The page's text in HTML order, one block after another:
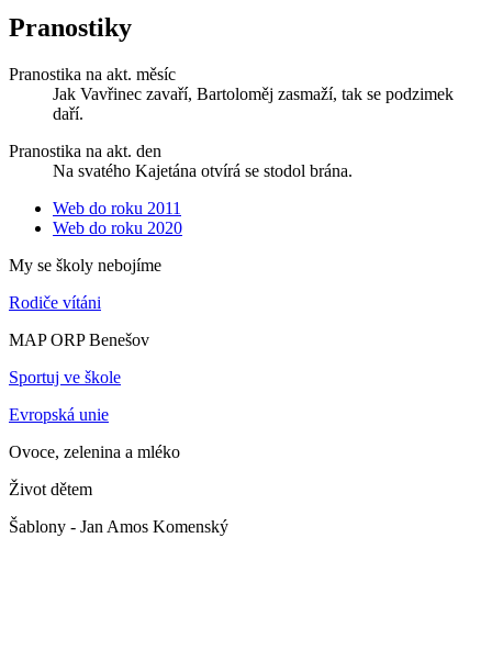
Pranostiky
Pranostika na akt. měsíc
Jak Vavřinec zavaří, Bartoloměj zasmaží, tak se podzimek
daří.
Pranostika na akt. den
Na svatého Kajetána otvírá se stodol brána.
Web do roku 2011
Web do roku 2020
My se školy nebojíme
Rodiče vítáni
MAP ORP Benešov
Sportuj ve škole
Evropská unie
Ovoce, zelenina a mléko
Život dětem
Šablony - Jan Amos Komenský